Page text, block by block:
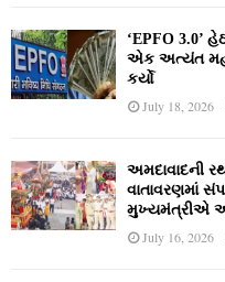
‘EPFO 3.0’
એક અત્યંત
કર્યો
July 18, 2026
અમદાવાદની
વાતાવરણમાં
મુખ્યમંત્રીએ
July 16, 2026